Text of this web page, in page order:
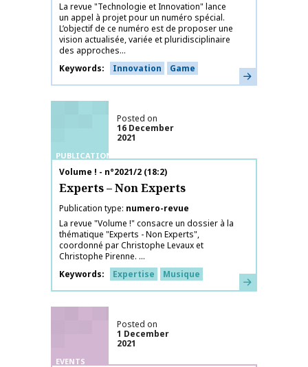
La revue "Technologie et Innovation" lance
un appel à projet pour un numéro spécial.
L’objectif de ce numéro est de proposer une
vision actualisée, variée et pluridisciplinaire
des approches...
Keywords
Innovation Game Learn more
PUBLICATIONS
Posted on
16 December
2021
Publication name
Volume ! - n°2021/2 (18:2)
Experts – Non Experts
Publication type numero-revue
La revue "Volume !" consacre un dossier à la
thématique "Experts - Non Experts",
coordonné par Christophe Levaux et
Christophe Pirenne. ...
Keywords
Expertise Musique Learn more
EVENTS
Posted on
1 December
2021